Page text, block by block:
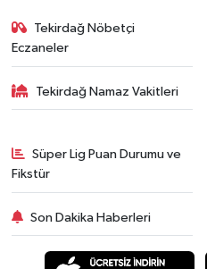
Tekirdağ Nöbetçi
Eczaneler
Tekirdağ Namaz Vakitleri
Süper Lig Puan Durumu ve
Fikstür
Son Dakika Haberleri